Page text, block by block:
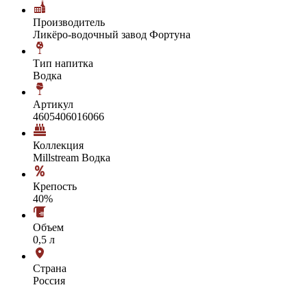
Производитель
Ликёро-водочный завод Фортуна
Тип напитка
Водка
Артикул
4605406016066
Коллекция
Millstream Водка
Крепость
40%
Объем
0,5 л
Страна
Россия